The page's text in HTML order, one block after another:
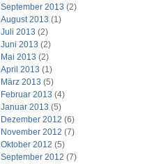
September 2013 (2)
August 2013 (1)
Juli 2013 (2)
Juni 2013 (2)
Mai 2013 (2)
April 2013 (1)
März 2013 (5)
Februar 2013 (4)
Januar 2013 (5)
Dezember 2012 (6)
November 2012 (7)
Oktober 2012 (5)
September 2012 (7)